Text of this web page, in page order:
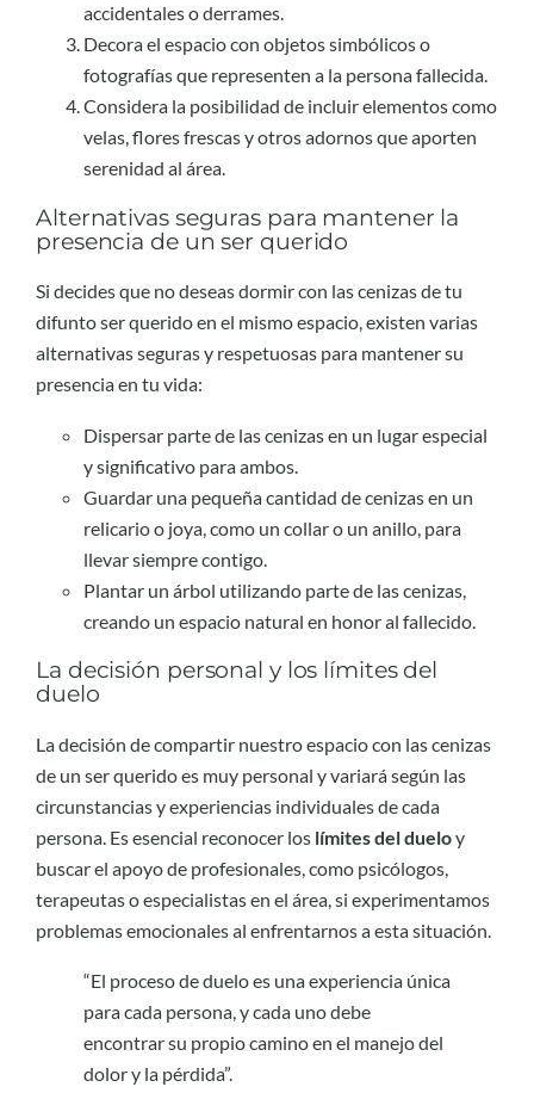
accidentales o derrames.
Decora el espacio con objetos simbólicos o
fotografías que representen a la persona fallecida.
Considera la posibilidad de incluir elementos como
velas, flores frescas y otros adornos que aporten
serenidad al área.
Alternativas seguras para mantener la
presencia de un ser querido
Si decides que no deseas dormir con las cenizas de tu
difunto ser querido en el mismo espacio, existen varias
alternativas seguras y respetuosas para mantener su
presencia en tu vida:
Dispersar parte de las cenizas en un lugar especial
y significativo para ambos.
Guardar una pequeña cantidad de cenizas en un
relicario o joya, como un collar o un anillo, para
llevar siempre contigo.
Plantar un árbol utilizando parte de las cenizas,
creando un espacio natural en honor al fallecido.
La decisión personal y los límites del
duelo
La decisión de compartir nuestro espacio con las cenizas
de un ser querido es muy personal y variará según las
circunstancias y experiencias individuales de cada
persona. Es esencial reconocer los límites del dueloy
buscar el apoyo de profesionales, como psicólogos,
terapeutas o especialistas en el área, si experimentamos
problemas emocionales al enfrentarnos a esta situación.
“El proceso de duelo es una experiencia única
para cada persona, y cada uno debe
encontrar su propio camino en el manejo del
dolor y la pérdida”.